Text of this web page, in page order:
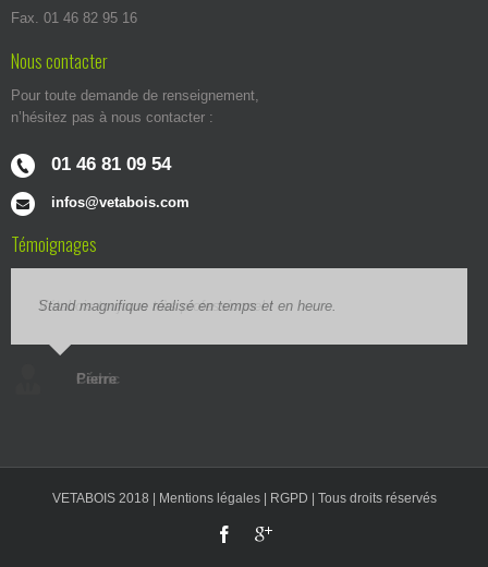
Fax. 01 46 82 95 16
Nous contacter
Pour toute demande de renseignement,
n’hésitez pas à nous contacter :
01 46 81 09 54
infos@vetabois.com
Témoignages
Stand magnifique réalisé en temps et en heure.
Pierre
Vétabois toujours très professionnel !
Cédric
VETABOIS 2018 | Mentions légales| RGPD | Tous droits réservés